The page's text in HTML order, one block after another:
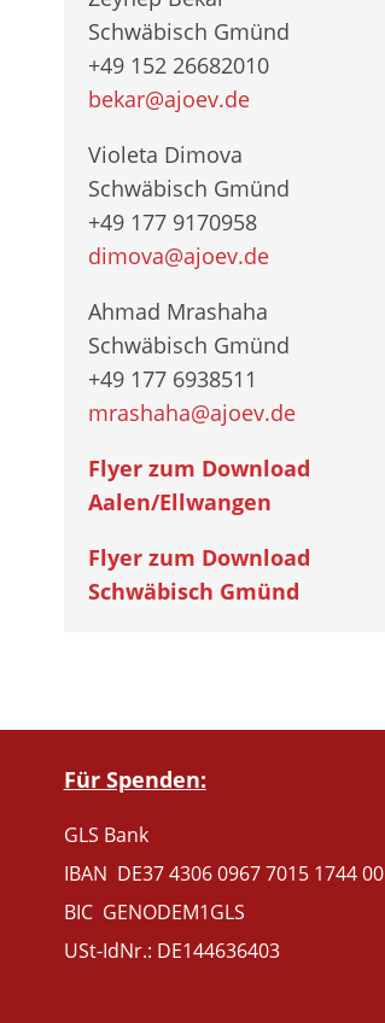
Schwäbisch Gmünd
+49 152 26682010
bekar@ajoev.de
Violeta Dimova
Schwäbisch Gmünd
+49 177 9170958
dimova@ajoev.de
Ahmad Mrashaha
Schwäbisch Gmünd
+49 177 6938511
mrashaha@ajoev.de
Flyer zum Download
Aalen/Ellwangen
Flyer zum Download
Schwäbisch Gmünd
Für Spenden:
GLS Bank
IBAN DE37 4306 0967 7015 1744 00
BIC GENODEM1GLS
USt-IdNr.: DE144636403